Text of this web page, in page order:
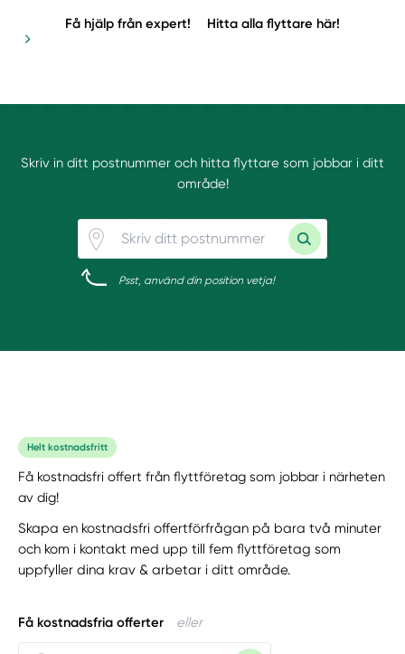
Få hjälp från expert! Hitta alla flyttare här!
Skriv in ditt postnummer och hitta flyttare som jobbar i ditt
område!
Psst, använd din position vetja!
Helt kostnadsfritt
Få kostnadsfri offert från flyttföretag som jobbar i närheten
av dig!
Skapa en kostnadsfri offertförfrågan på bara två minuter
och kom i kontakt med upp till fem flyttföretag som
uppfyller dina krav & arbetar i ditt område.
Få kostnadsfria offerter eller